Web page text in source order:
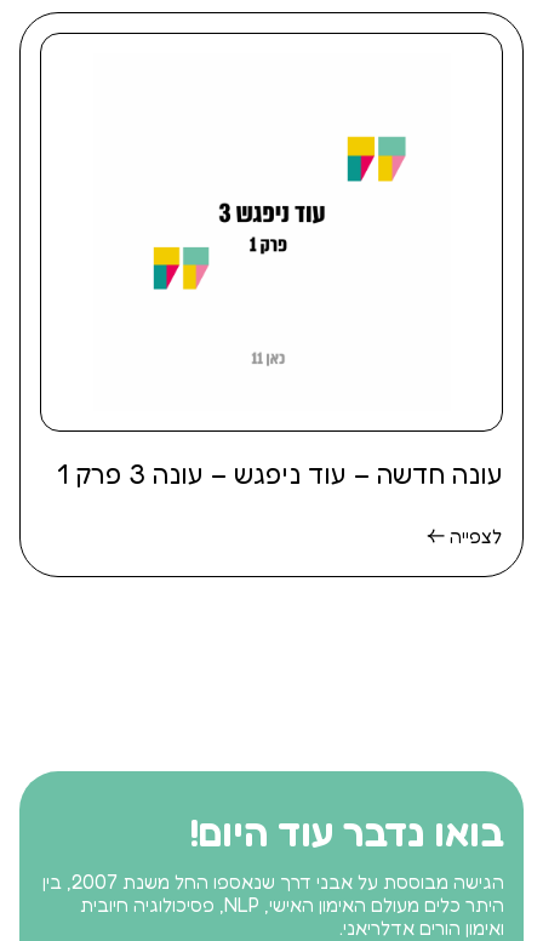
עונה חדשה – עוד ניפגש – עונה 3 פרק 1
לצפייה
בואו נדבר עוד היום!
הגישה מבוססת על אבני דרך שנאספו החל משנת 2007, בין
היתר כלים מעולם האימון האישי, NLP, פסיכולוגיה חיובית
ואימון הורים אדלריאני.